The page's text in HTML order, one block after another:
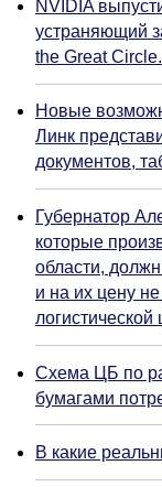
NVIDIA
устраняющий
the Great
Новые
Линк
документов,
Губернатор
которые
области,
и на их цену
логистической
Схема ЦБ по
бумагами
В какие